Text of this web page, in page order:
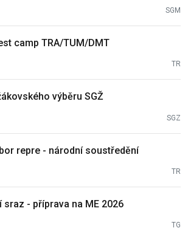
SGM
camp TRA/TUM/DMT
TR
výběru SGŽ
SGZ
repre - národní soustředění
TR
sraz - příprava na ME 2026
TG